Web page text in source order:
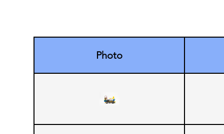
Photo